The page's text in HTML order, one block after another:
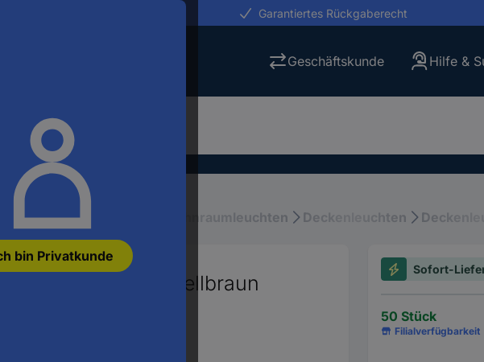
bin Privatkunde
Garantiertes Rückgaberecht
Geschäftskunde Hilfe &
Innenbeleuchtung, Wohnraumleuchten Deckenleuchten
E27 60 W Hellbraun
Sofort-
50 Stück
Filialverfügbarkeit